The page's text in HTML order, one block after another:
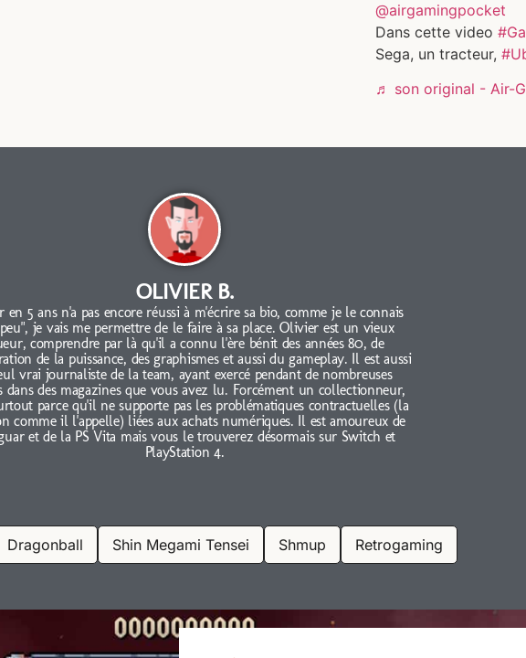
@airgamingpocket
Dans cette video
Sega, un tracteur,
♬ son original - Air-
OLIVIER B.
en 5 ans n'a pas encore réussi à m'écrire sa bio, comme je le connais
je vais me permettre de le faire à sa place. Olivier est un vieux
comprendre par là qu'il a connu l'ère bénit des années 80, de
de la puissance, des graphismes et aussi du gameplay. Il est aussi
vrai journaliste de la team, ayant exercé pendant de nombreuses
dans des magazines que vous avez lu. Forcément un collectionneur,
parce qu'il ne supporte pas les problématiques contractuelles (la
comme il l'appelle) liées aux achats numériques. Il est amoureux de
et de la PS Vita mais vous le trouverez désormais sur Switch et
PlayStation 4.
Dragonball Shin Megami Tensei Shmup Retrogaming